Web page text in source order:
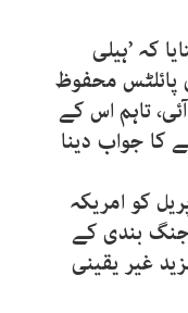
کہ ’ہیلی
پائلٹس محفوظ
تاہم اس کے
کا جواب دینا
ٹرمپ کے اس بیان نے 8 اپریل کو امریکہ
جنگ بندی کے
غیر یقینی